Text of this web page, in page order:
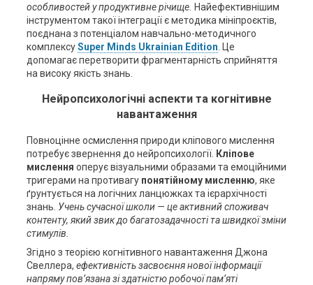
особливостей у продуктивне річище. Найефективнішим
інструментом такої інтеграції є методика мініпроєктів,
поєднана з потенціалом навчально-методичного
комплексуSuper Minds Ukrainian Edition . Це
допомагає перетворити фрагментарність сприйняття
на високу якість знань.
Нейропсихологічні аспекти та когнітивне
навантаження
Повноцінне осмислення природи кліпового мислення
потребує звернення до нейропсихології. Кліпове
мислення оперує візуальними образами та емоційними
тригерами на противагу понятійному мисленню, яке
ґрунтується на логічних ланцюжках та ієрархічності
знань. Учень сучасної школи — це активний споживач
контенту, який звик до багатозадачності та швидкої зміни
стимулів.
Згідно з теорією когнітивного навантаження Джона
Свеллера, ефективність засвоєння нової інформації
напряму пов’язана зі здатністю робочої пам’яті